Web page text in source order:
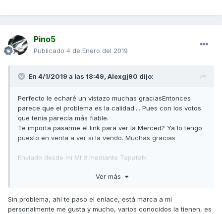
Pino5
Publicado 4 de Enero del 2019
En 4/1/2019 a las 18:49, Alexgj90 dijo:
Perfecto le echaré un vistazo muchas graciasEntonces
parece que el problema es la calidad.... Pues con los votos
que tenía parecía más fiable.
Te importa pasarme el link para ver la Merced? Ya lo tengo
puesto en venta a ver si la vendo. Muchas gracias
Enviado desde mi MI 8 mediante Tapatalk
Ver más
Sin problema, ahí te paso el enlace, está marca a mi
personalmente me gusta y mucho, varios conocidos la tienen, es